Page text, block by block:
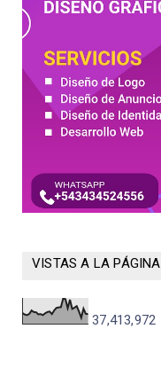
VISTAS A LA PÁGINA
37,413,972